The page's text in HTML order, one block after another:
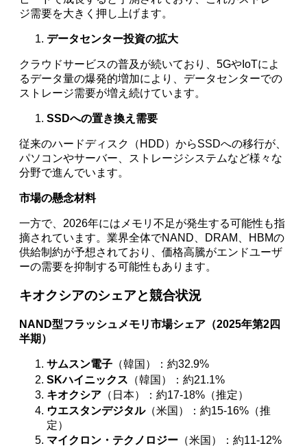
ジ需要を大きく押し上げます。
データセンター投資の拡大
クラウドサービスの普及が続いており、5GやIoTによ
るデータ量の爆発的増加により、データセンターでの
ストレージ需要が増え続けています。
SSDへの置き換え需要
従来のハードディスク（HDD）からSSDへの移行が、
パソコンやサーバー、ストレージシステムなど様々な
分野で進んでいます。
市場の懸念材料
一方で、2026年にはメモリ不足が発生する可能性も指
摘されています。業界全体でNAND、DRAM、HBMの
供給制約が予想されており、価格高騰がエンドユーザ
ーの需要を抑制する可能性もあります。
キオクシアのシェアと競合状況
NAND型フラッシュメモリ市場シェア（2025年第2四
半期）
サムスン電子 （韓国）：約32.9%
SKハイニックス （韓国）：約21.1%
キオクシア （日本）：約17-18%（推定）
ウエスタンデジタル（米国）：約15-16%（推
定）
マイクロン・テクノロジー （米国）：約11-12%